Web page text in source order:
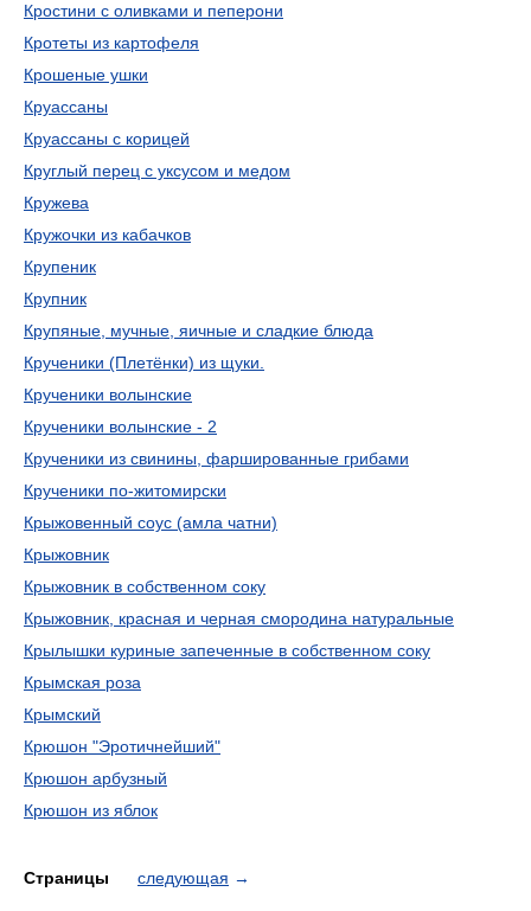
Кростини с оливками и пеперони
Кротеты из картофеля
Крошеные ушки
Круассаны
Круассаны с корицей
Круглый перец с уксусом и медом
Кружева
Кружочки из кабачков
Крупеник
Крупник
Крупяные, мучные, яичные и сладкие блюда
Крученики (Плетёнки) из щуки.
Крученики волынские
Крученики волынские - 2
Крученики из свинины, фаршированные грибами
Крученики по-житомирски
Крыжовенный соус (амла чатни)
Крыжовник
Крыжовник в собственном соку
Крыжовник, красная и черная смородина натуральные
Крылышки куриные запеченные в собственном соку
Крымская роза
Крымский
Крюшон "Эротичнейший"
Крюшон арбузный
Крюшон из яблок
Страницы следующая →